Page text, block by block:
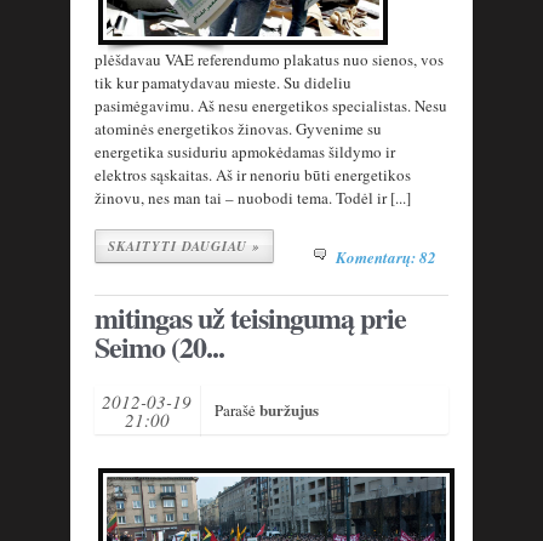
plėšdavau VAE referendumo plakatus nuo sienos, vos
tik kur pamatydavau mieste. Su dideliu
pasimėgavimu. Aš nesu energetikos specialistas. Nesu
atominės energetikos žinovas. Gyvenime su
energetika susiduriu apmokėdamas šildymo ir
elektros sąskaitas. Aš ir nenoriu būti energetikos
žinovu, nes man tai – nuobodi tema. Todėl ir [...]
SKAITYTI DAUGIAU » Komentarų: 82
mitingas už teisingumą prie
Seimo (20...
2012-03-19
21:00 Parašėburžujus